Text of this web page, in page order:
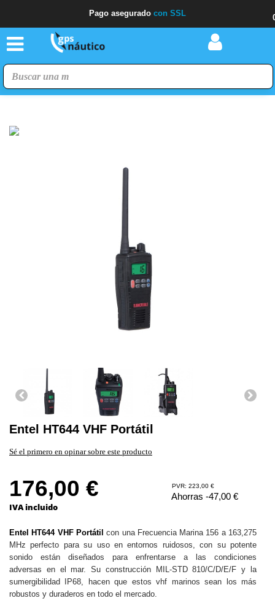
Pago asegurado con SSL
Entel HT644 VHF Portátil
Sé el primero en opinar sobre este producto
176,00 € PVR: 223,00 €
Ahorras -47,00 €
IVA incluido
Entel HT644 VHF Portátilcon una Frecuencia Marina 156 a 163,275
MHz perfecto para su uso en entornos ruidosos, con su potente
sonido están diseñados para enfrentarse a las condiciones
adversas en el mar. Su construcción MIL-STD 810/C/D/E/F y la
sumergibilidad IP68, hacen que estos vhf marinos sean los más
robustos y duraderos en todo el mercado.